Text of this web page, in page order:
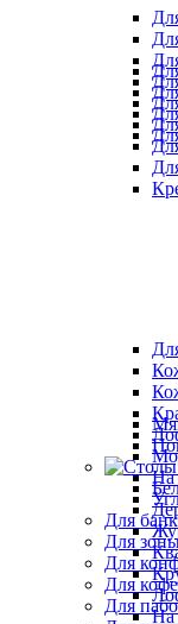
На
На
Для
Для
Для
Для
Для